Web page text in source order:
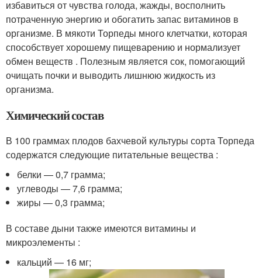
избавиться от чувства голода, жажды, восполнить
потраченную энергию и обогатить запас витаминов в
организме. В мякоти Торпеды много клетчатки, которая
способствует хорошему пищеварению и нормализует
обмен веществ . Полезным является сок, помогающий
очищать почки и выводить лишнюю жидкость из
организма.
Химический состав
В 100 граммах плодов бахчевой культуры сорта Торпеда
содержатся следующие питательные вещества :
белки — 0,7 грамма;
углеводы — 7,6 грамма;
жиры — 0,3 грамма;
В составе дыни также имеются витамины и
микроэлементы :
кальций — 16 мг;